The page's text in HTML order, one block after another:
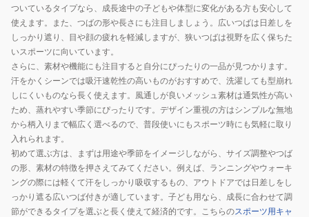
ついているタイプなら、成長途中の子どもや体型に変化がある方も安心して
使えます。また、つばの形や長さにも注目しましょう。広いつばは日差しを
しっかり遮り、目や顔の疲れを軽減しますが、狭いつばは視野を広く保ちた
いスポーツに向いています。
さらに、素材や機能にも注目すると自分にぴったりの一品が見つかります。
汗をかくシーンでは吸汗速乾性の高いものがおすすめで、洗濯しても型崩れ
しにくいものなら長く使えます。風通しが良いメッシュ素材は通気性が高い
ため、蒸れやすい季節にぴったりです。デザイン重視の方はシンプルな無地
から柄入りまで幅広く選べるので、普段使いにもスポーツ時にも気軽に取り
入れられます。
初めて選ぶ方は、まずは用途や季節をイメージしながら、サイズ調整やつば
の形、素材の特徴を押さえてみてください。例えば、ランニングやウォーキ
ングの際には軽くて汗をしっかり吸収するもの、アウトドアでは日差しをし
っかり遮る広いつば付きが適しています。子ども用なら、成長に合わせて調
節ができるタイプを選ぶと長く使えて経済的です。こちらのスポーツ用キャ